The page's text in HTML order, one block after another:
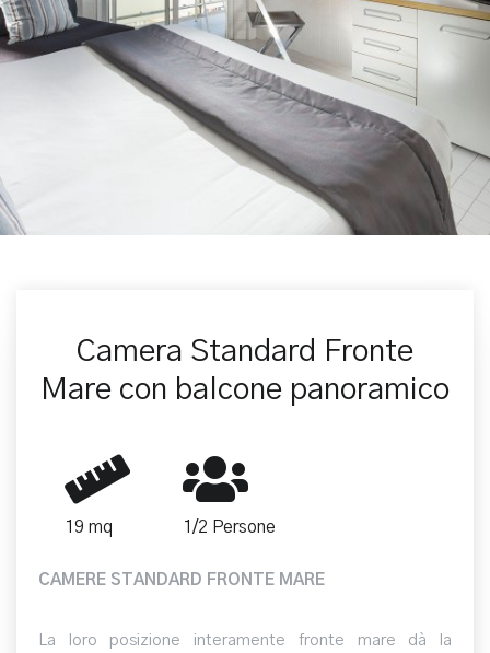
Camera Standard Fronte
Mare con balcone panoramico
19 mq 1/2 Persone
CAMERE STANDARD FRONTE MARE
La loro posizione interamente fronte mare dà la